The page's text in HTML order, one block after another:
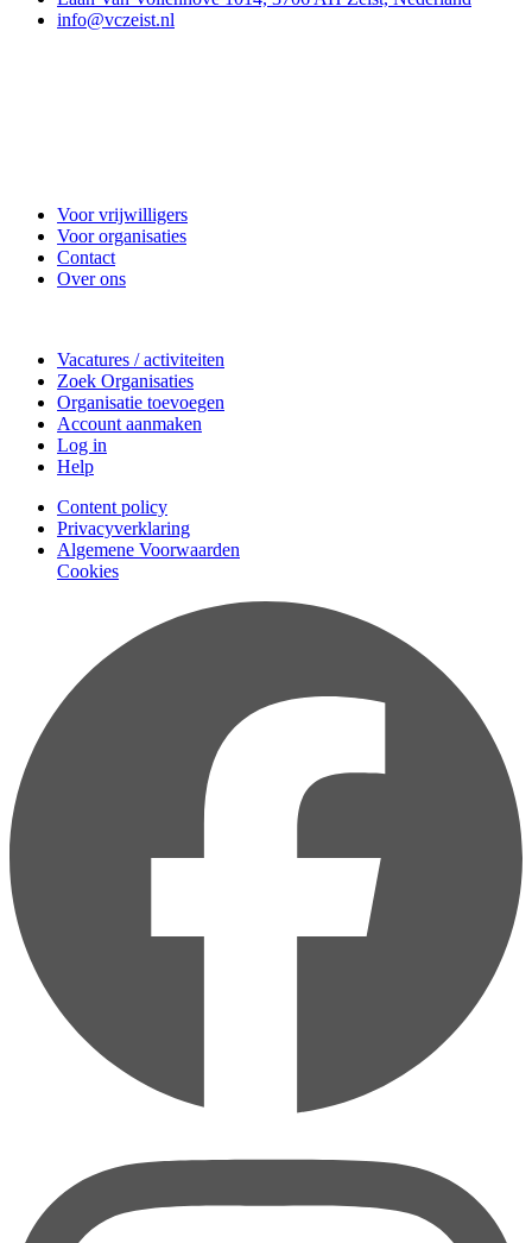
info@vczeist.nl
Voor vrijwilligers
Voor organisaties
Contact
Over ons
Vacatures / activiteiten
Zoek Organisaties
Organisatie toevoegen
Account aanmaken
Log in
Help
Content policy
Privacyverklaring
Algemene Voorwaarden
Cookies